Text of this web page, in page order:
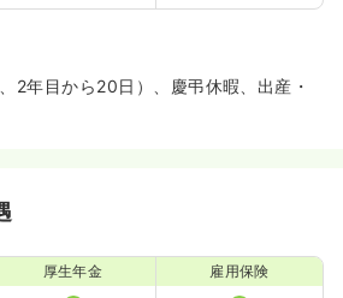
2年目から20日）、慶弔休暇、出産・
厚生年金 雇用保険